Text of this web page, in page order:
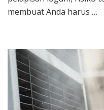
membuat Anda harus …